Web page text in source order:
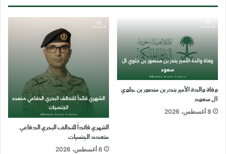
وفاة والدة الأمير بندر بن منصور بن جلوي
آل سعود
8 أغسطس، 2026
الشهري قائداً للتحالف البحري الدفاعي
متعدد الجنسيات
6 أغسطس، 2026